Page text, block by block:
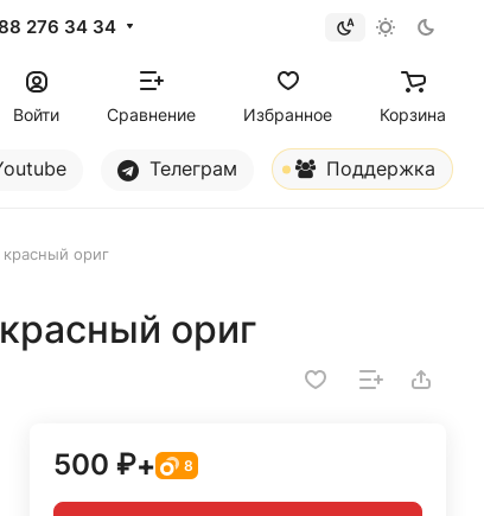
276 34 34
Войти Сравнение Избранное Корзина
Телеграм Поддержка
красный ориг
ориг
500 ₽+ 8